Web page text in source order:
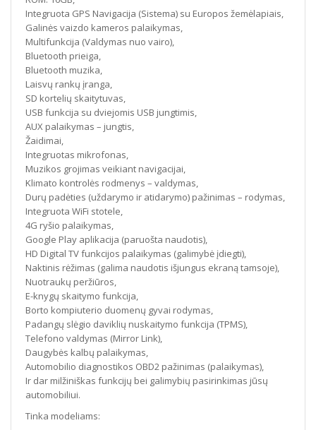
Integruota GPS Navigacija (Sistema) su Europos žemėlapiais,
Galinės vaizdo kameros palaikymas,
Multifunkcija (Valdymas nuo vairo),
Bluetooth prieiga,
Bluetooth muzika,
Laisvų rankų įranga,
SD kortelių skaitytuvas,
USB funkcija su dviejomis USB jungtimis,
AUX palaikymas – jungtis,
Žaidimai,
Integruotas mikrofonas,
Muzikos grojimas veikiant navigacijai,
Klimato kontrolės rodmenys – valdymas,
Durų padėties (uždarymo ir atidarymo) pažinimas – rodymas,
Integruota WiFi stotele,
4G ryšio palaikymas,
Google Play aplikacija (paruošta naudotis),
HD Digital TV funkcijos palaikymas (galimybė įdiegti),
Naktinis rėžimas (galima naudotis išjungus ekraną tamsoje),
Nuotraukų peržiūros,
E-knygų skaitymo funkcija,
Borto kompiuterio duomenų gyvai rodymas,
Padangų slėgio daviklių nuskaitymo funkcija (TPMS),
Telefono valdymas (Mirror Link),
Daugybės kalbų palaikymas,
Automobilio diagnostikos OBD2 pažinimas (palaikymas),
Ir dar milžiniškas funkcijų bei galimybių pasirinkimas jūsų
automobiliui.
Tinka modeliams: